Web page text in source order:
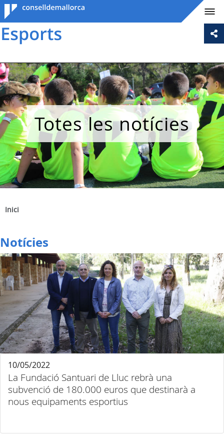
Consell de
Mallorca
Totes les notícies
Inici
Notícies
La Fundació Santuari de Lluc rebrà una
subvenció de 180.000 euros que destinarà a
nous equipaments esportius
10/05/2022